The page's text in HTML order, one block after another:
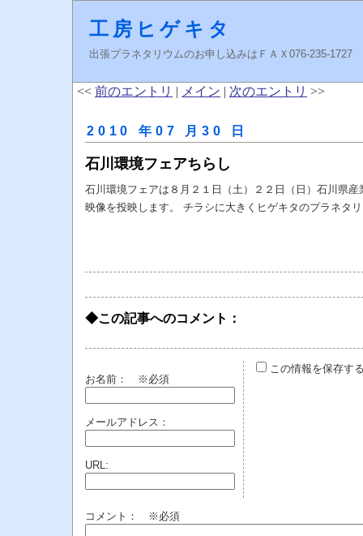
工房ヒゲキタ
出張プラネタリウムのお申し込みはＦＡＸ076-235-
<< 前のエントリ | メイン | 次のエントリ >>
2010 年07 月30 日
石川環境フェアちらし
石川環境フェアは８月２１日（土）２２日（日）石川県
映像を投映します。 チラシに大きくヒゲキタのプラネタ
◆この記事へのコメント：
お名前： ※必須
メールアドレス：
URL:
この情報を保存す
コメント： ※必須